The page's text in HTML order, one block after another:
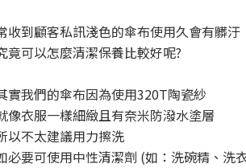
收到顧客私訊淺色的傘布使用久會有髒汙
竟可以怎麼清潔保養比較好呢?
實我們的傘布因為使用320T陶瓷紗
像衣服一樣細緻且有奈米防潑水塗層
以不太建議用力擦洗
必要可使用中性清潔劑 (如：洗碗精、洗